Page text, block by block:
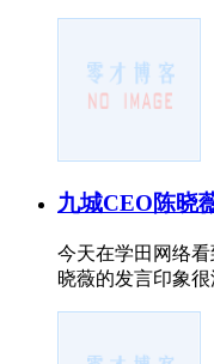
九城CEO陈晓
今天在学田网络
晓薇的发言印象